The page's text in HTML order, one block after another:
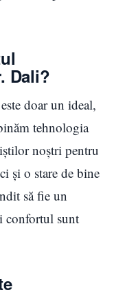
Dali?
doar un ideal,
tehnologia
noștri pentru
și o stare de bine
să fie un
confortul sunt